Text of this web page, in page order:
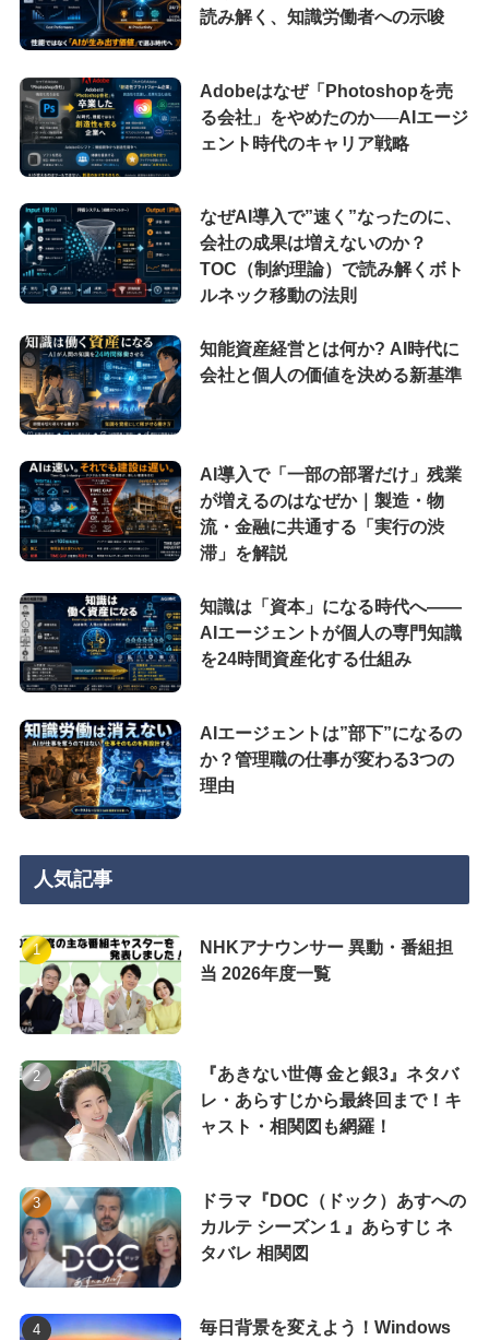
読み解く、知識労働者への示唆
Adobeはなぜ「Photoshopを売
る会社」をやめたのか──AIエージ
ェント時代のキャリア戦略
なぜAI導入で”速く”なったのに、
会社の成果は増えないのか？
TOC（制約理論）で読み解くボト
ルネック移動の法則
知能資産経営とは何か? AI時代に
会社と個人の価値を決める新基準
AI導入で「一部の部署だけ」残業
が増えるのはなぜか｜製造・物
流・金融に共通する「実行の渋
滞」を解説
知識は「資本」になる時代へ——
AIエージェントが個人の専門知識
を24時間資産化する仕組み
AIエージェントは”部下”になるの
か？管理職の仕事が変わる3つの
理由
人気記事
NHKアナウンサー 異動・番組担
当 2026年度一覧
『あきない世傳 金と銀3』ネタバ
レ・あらすじから最終回まで！キ
ャスト・相関図も網羅！
ドラマ『DOC（ドック）あすへの
カルテ シーズン１』あらすじ ネ
タバレ 相関図
毎日背景を変えよう！Windows